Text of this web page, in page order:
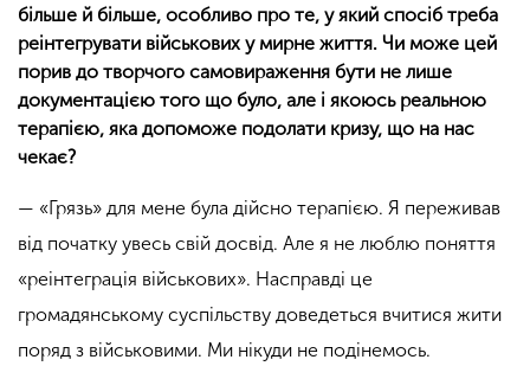
більше й більше, особливо про те, у який спосіб треба
реінтегрувати військових у мирне життя. Чи може цей
порив до творчого самовираження бути не лише
документацією того що було, але і якоюсь реальною
терапією, яка допоможе подолати кризу, що на нас
чекає?
— «Грязь» для мене була дійсно терапією. Я переживав
від початку увесь свій досвід. Але я не люблю поняття
«реінтеграція військових». Насправді це
громадянському суспільству доведеться вчитися жити
поряд з військовими. Ми нікуди не подінемось.